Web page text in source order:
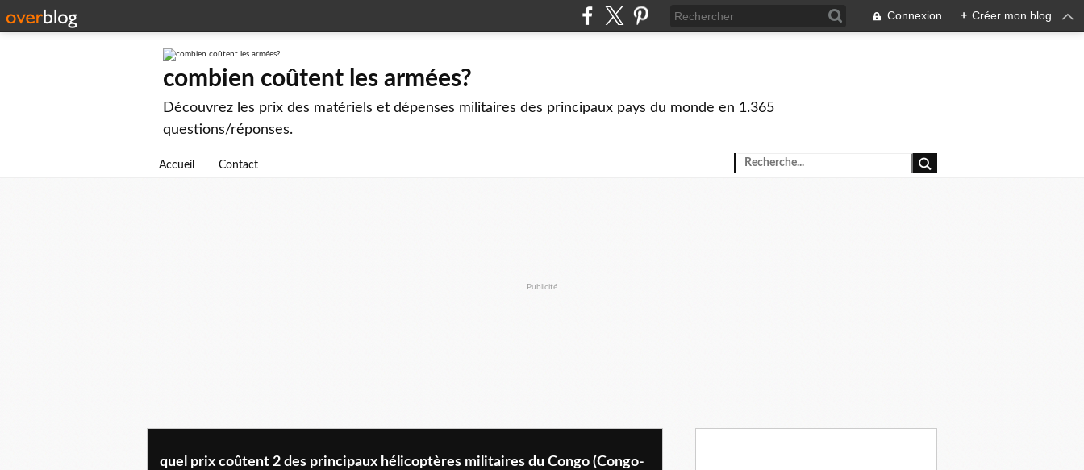
Connexion + Créer mon blog
combien coûtent les armées?
Découvrez les prix des matériels et dépenses militaires des principaux pays du monde en 1.365
questions/réponses.
Accueil Contact
Publicité
quel prix coûtent 2 des principaux hélicoptères militaires du Congo (Congo-